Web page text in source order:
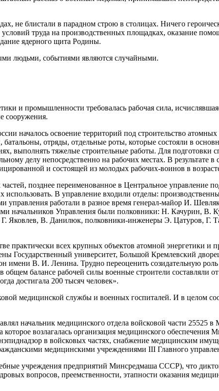
не блистали в парадном строю в столицах. Ничего
труда на производственных площадках, оказание
ядерного щита Родины.
людьми, событиями являются случайными.
и промышленности требовалась рабочая сила,
сооружения.
началось освоение территорий под строительство
отряды, отдельные роты, которые состояли в
выполнять тяжелые строительные работы. Для подготовки
делу непосредственно на рабочих местах. В результате
и состоящей из молодых рабочих-воинов в
позднее переименованное в Центральное управление
В управление входили отделы:
управления работали в разное время генерал-майор И.
начальников Управления были полковники: Н. Качурин, В.
Яковлев, В. Данилюк, полковники-инженеры Э. Цатуров, Г.
практически всех крупных объектов атомной энергетики и
Государственный университет, Большой Кремлевский
В. И. Ленина. Трудно переоценить созидательную роль
общем балансе рабочей силы военные строители составляли
достигала 200 тысяч человек».
медицинской службы и военных госпиталей. И в целом
начальник медицинского отдела войсковой части 25525 в
которое возлагалась организация медицинского
в войсковых частях, снабжение медицинским
медицинскими учреждениями III Главного
учреждения предприятий Минсредмаша СССР), что
вопросов, преемственности, этапности оказания